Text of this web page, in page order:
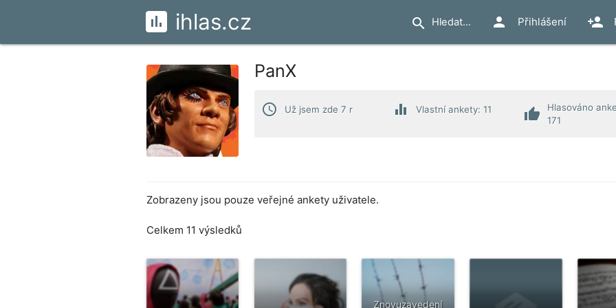
ihlas.cz search person Přihlášení person_add
PanX
access_time Už jsem zde 7 r equalizer Vlastní ankety: 11 thumb_up
Hlasováno
171
Zobrazeny jsou pouze veřejné ankety uživatele.
Celkem 11 výsledků
Znovuzavedení